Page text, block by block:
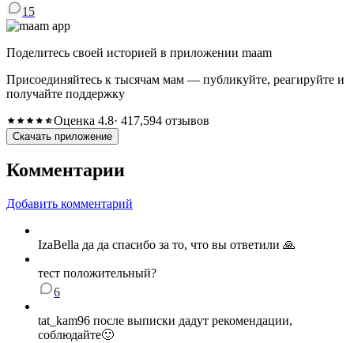
15
Поделитесь своей историей в приложении maam
Присоединяйтесь к тысячам мам — публикуйте, реагируйте и
получайте поддержку
Оценка 4.8· 417,594 отзывов
Скачать приложение
Комментарии
Добавить комментарий
IzaBella да да спасибо за то, что вы ответили 🙏
тест положительный?
6
tat_kam96 после выписки дадут рекомендации,
соблюдайте🙂